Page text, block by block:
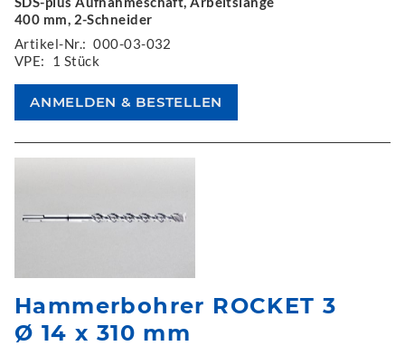
400 mm, 2-Schneider
Artikel-Nr.: 000-03-032
VPE:
1 Stück
Hammerbohrer ROCKET 3
Ø 14 x 310 mm